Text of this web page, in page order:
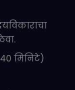
मिनिटे)